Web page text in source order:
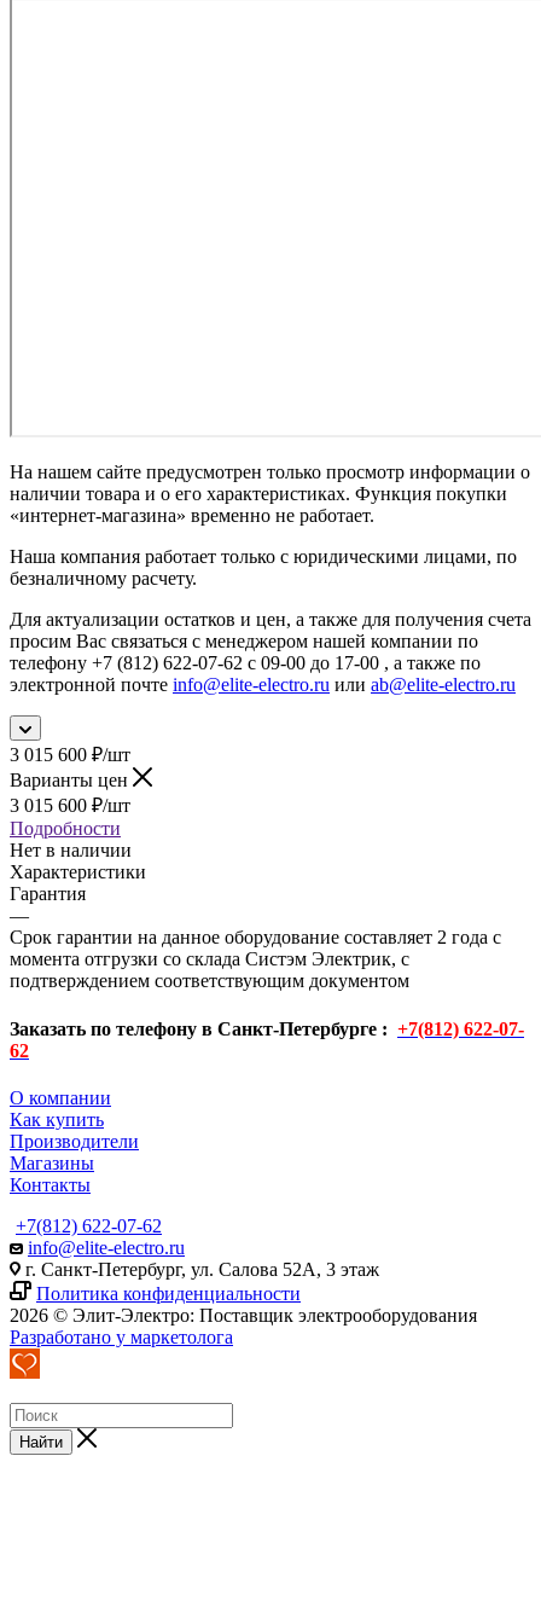
На нашем сайте предусмотрен только просмотр информации о
наличии товара и о его характеристиках. Функция покупки
«интернет-магазина» временно не работает.
Наша компания работает только с юридическими лицами, по
безналичному расчету.
Для актуализации остатков и цен, а также для получения счета
просим Вас связаться с менеджером нашей компании по
телефону +7 (812) 622-07-62 с 09-00 до 17-00 , а также по
электронной почте info@elite-electro.ru или ab@elite-electro.ru
3 015 600 ₽/шт
Варианты цен
3 015 600 ₽/шт
Подробности
Нет в наличии
Характеристики
Гарантия
—
Срок гарантии на данное оборудование составляет 2 года с
момента отгрузки со склада Систэм Электрик, с
подтверждением соответствующим документом
Заказать по телефону в Санкт-Петербурге : +7(812) 622-07-
62
О компании
Как купить
Производители
Магазины
Контакты
+7(812) 622-07-62
info@elite-electro.ru
г. Санкт-Петербург, ул. Салова 52А, 3 этаж
Политика конфиденциальности
2026 © Элит-Электро: Поставщик электрооборудования
Разработано у маркетолога
Найти